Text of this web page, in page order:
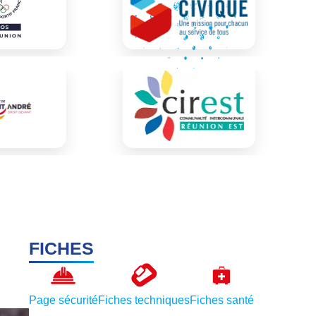
FICHES
Page sécuritéFiches techniquesFiches santé